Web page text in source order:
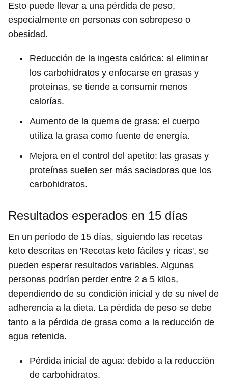
Esto puede llevar a una pérdida de peso,
especialmente en personas con sobrepeso o
obesidad.
Reducción de la ingesta calórica: al eliminar
los carbohidratos y enfocarse en grasas y
proteínas, se tiende a consumir menos
calorías.
Aumento de la quema de grasa: el cuerpo
utiliza la grasa como fuente de energía.
Mejora en el control del apetito: las grasas y
proteínas suelen ser más saciadoras que los
carbohidratos.
Resultados esperados en 15 días
En un período de 15 días, siguiendo las recetas
keto descritas en 'Recetas keto fáciles y ricas', se
pueden esperar resultados variables. Algunas
personas podrían perder entre 2 a 5 kilos,
dependiendo de su condición inicial y de su nivel de
adherencia a la dieta. La pérdida de peso se debe
tanto a la pérdida de grasa como a la reducción de
agua retenida.
Pérdida inicial de agua: debido a la reducción
de carbohidratos.